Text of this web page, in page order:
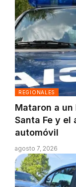
REGIONALES
Mataron a
Santa Fe y el
automóvil
agosto 7, 2026